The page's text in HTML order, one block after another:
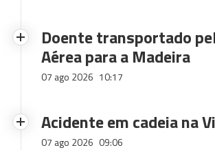
Doente transportado
Aérea para a Madeira
07 ago 2026 10:17
Acidente em cadeia na
07 ago 2026 09:06